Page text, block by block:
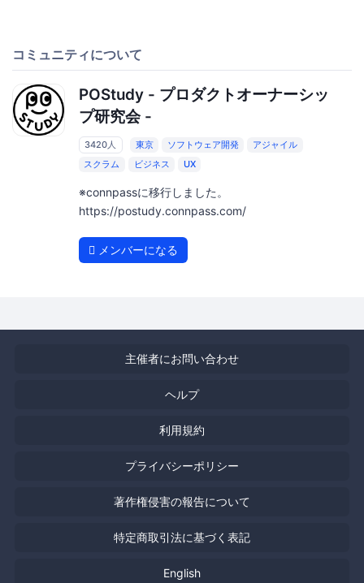
コミュニティについて
POStudy - プロダクトオーナーシッ
プ研究会 -
3420人 東京 ソフトウェア開発
アジャイル
スクラム
ビジネス UX
※connpassに移行しました。
https://postudy.connpass.com/
メンバーになる
主催者にお問い合わせ
ヘルプ
利用規約
プライバシーポリシー
著作権侵害の報告について
特定商取引法に基づく表記
English